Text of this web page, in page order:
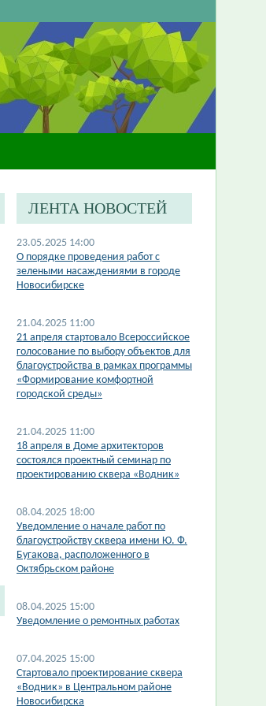
ЛЕНТА НОВОСТЕЙ
23.05.2025 14:00
О порядке проведения работ с
зелеными насаждениями в городе
Новосибирске
21.04.2025 11:00
21 апреля стартовало Всероссийское
голосование по выбору объектов для
благоустройства в рамках программы
«Формирование комфортной
городской среды»
21.04.2025 11:00
​18 апреля в Доме архитекторов
состоялся проектный семинар по
проектированию сквера «Водник»
08.04.2025 18:00
​Уведомление о начале работ по
благоустройству сквера имени Ю. Ф.
Бугакова, расположенного в
Октябрьском районе
08.04.2025 15:00
Уведомление о ремонтных работах
07.04.2025 15:00
​Стартовало проектирование сквера
«Водник» в Центральном районе
Новосибирска